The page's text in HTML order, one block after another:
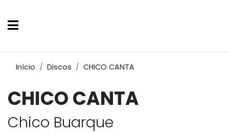
Início Discos CHICO CANTA
CHICO CANTA
Chico Buarque